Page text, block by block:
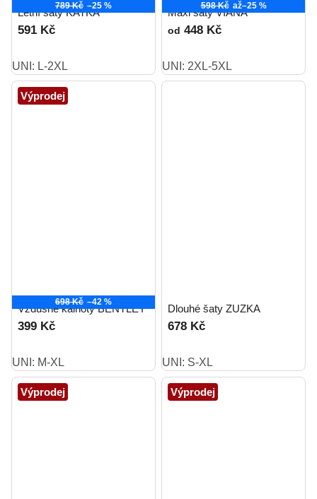
789 Kč –25 %
Letní šaty KATKA
591 Kč
UNI: L-2XL
598 Kč až–25 %
Maxi šaty VIANA
od 448 Kč
UNI: 2XL-5XL
Výprodej
698 Kč –42 %
Vzdušné kalhoty BENTLEY
399 Kč
UNI: M-XL
Dlouhé šaty ZUZKA
678 Kč
UNI: S-XL
Výprodej Výprodej